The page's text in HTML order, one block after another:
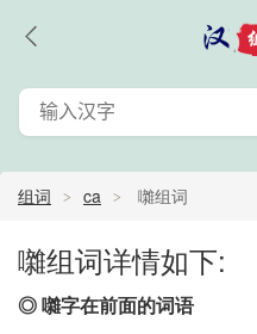
组词 ca 囃组词
囃组词详情如下:
◎ 囃字在前面的词语